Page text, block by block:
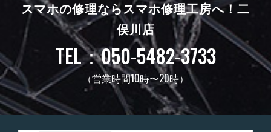
スマホの修理ならスマホ修理工房へ！ 二
俣川店
TEL：050-5482-3733
（営業時間10時〜20時）